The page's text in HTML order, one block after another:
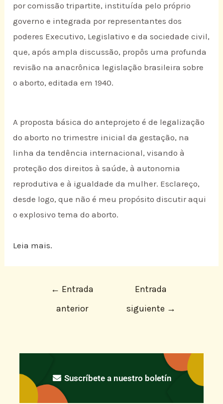
por comissão tripartite, instituída pelo próprio
governo e integrada por representantes dos
poderes Executivo, Legislativo e da sociedade civil,
que, após ampla discussão, propôs uma profunda
revisão na anacrônica legislação brasileira sobre
o aborto, editada em 1940.
A proposta básica do anteprojeto é de legalização
do aborto no trimestre inicial da gestação, na
linha da tendência internacional, visando à
proteção dos direitos à saúde, à autonomia
reprodutiva e à igualdade da mulher. Esclareço,
desde logo, que não é meu propósito discutir aqui
o explosivo tema do aborto.
Leia mais.
← Entrada
anterior
Entrada
siguiente →
Suscríbete a nuestro boletín